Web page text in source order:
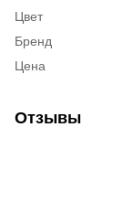
Цвет
Бренд
Цена
Отзывы